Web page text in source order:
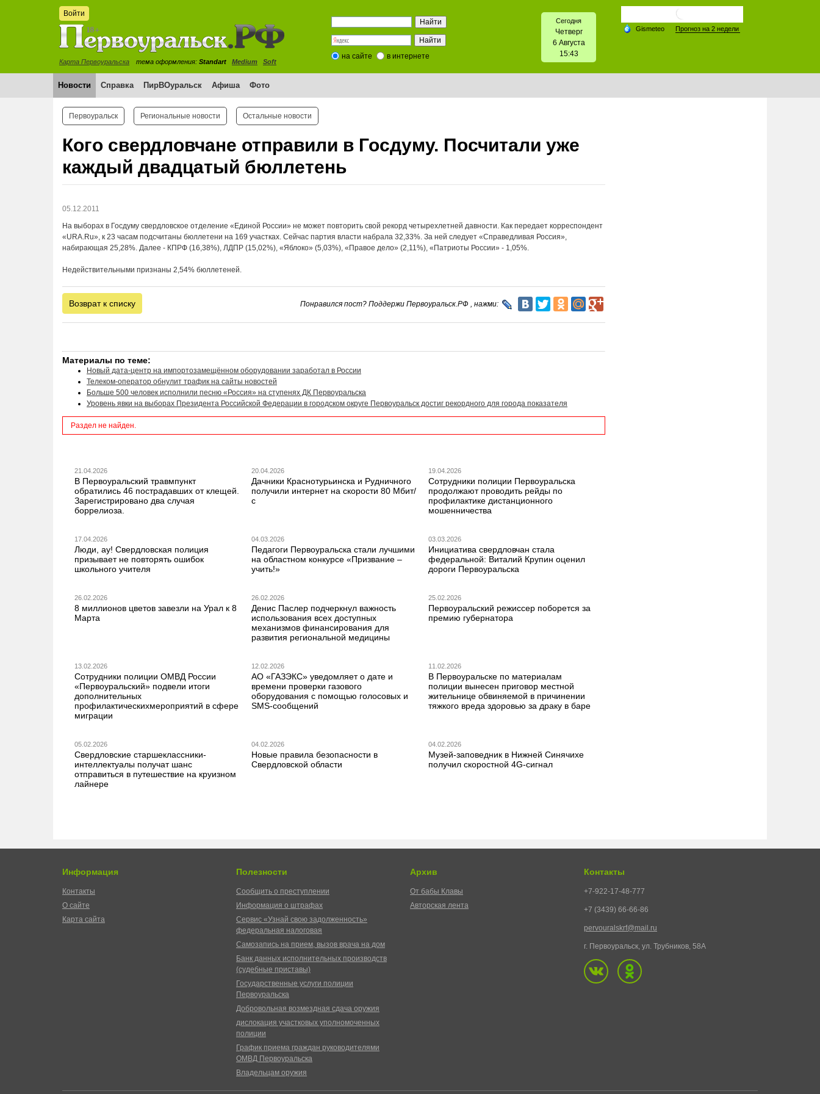
Войти
Карта Первоуральска тема оформления: Standart Medium Soft
на сайте в интернете
Сегодня
Четверг
6 Августа
15:43
Новости Справка ПирВОуральск Афиша Фото
Первоуральск Региональные новости Остальные новости
Кого свердловчане отправили в Госдуму. Посчитали уже
каждый двадцатый бюллетень
05.12.2011
На выборах в Госдуму свердловское отделение «Единой России» не может повторить свой рекорд четырехлетней давности. Как передает корреспондент
«URA.Ru», к 23 часам подсчитаны бюллетени на 169 участках. Сейчас партия власти набрала 32,33%. За ней следует «Справедливая Россия»,
набирающая 25,28%. Далее - КПРФ (16,38%), ЛДПР (15,02%), «Яблоко» (5,03%), «Правое дело» (2,11%), «Патриоты России» - 1,05%.
Недействительными признаны 2,54% бюллетеней.
Возврат к списку Понравился пост? Поддержи Первоуральск.РФ , нажми:
Материалы по теме:
Новый дата-центр на импортозамещённом оборудовании заработал в России
Телеком-оператор обнулит трафик на сайты новостей
Больше 500 человек исполнили песню «Россия» на ступенях ДК Первоуральска
Уровень явки на выборах Президента Российской Федерации в городском округе Первоуральск достиг рекордного для города показателя
Раздел не найден.
21.04.2026
В Первоуральский травмпункт
обратились 46 пострадавших от клещей.
Зарегистрировано два случая
боррелиоза.
20.04.2026
Дачники Краснотурьинска и Рудничного
получили интернет на скорости 80 Мбит/
с
19.04.2026
Сотрудники полиции Первоуральска
продолжают проводить рейды по
профилактике дистанционного
мошенничества
17.04.2026
Люди, ау! Свердловская полиция
призывает не повторять ошибок
школьного учителя
04.03.2026
Педагоги Первоуральска стали лучшими
на областном конкурсе «Призвание –
учить!»
03.03.2026
Инициатива свердловчан стала
федеральной: Виталий Крупин оценил
дороги Первоуральска
26.02.2026
8 миллионов цветов завезли на Урал к 8
Марта
26.02.2026
Денис Паслер подчеркнул важность
использования всех доступных
механизмов финансирования для
развития региональной медицины
25.02.2026
Первоуральский режиссер поборется за
премию губернатора
13.02.2026
Сотрудники полиции ОМВД России
«Первоуральский» подвели итоги
дополнительных
профилактическихмероприятий в сфере
миграции
12.02.2026
АО «ГАЗЭКС» уведомляет о дате и
времени проверки газового
оборудования с помощью голосовых и
SMS-сообщений
11.02.2026
В Первоуральске по материалам
полиции вынесен приговор местной
жительнице обвиняемой в причинении
тяжкого вреда здоровью за драку в баре
05.02.2026
Свердловские старшеклассники-
интеллектуалы получат шанс
отправиться в путешествие на круизном
лайнере
04.02.2026
Новые правила безопасности в
Свердловской области
04.02.2026
Музей-заповедник в Нижней Синячихе
получил скоростной 4G-сигнал
Информация
Контакты
О сайте
Карта сайта
Полезности
Сообщить о преступлении
Информация о штрафах
Сервис «Узнай свою задолженность»
федеральная налоговая
Самозапись на прием, вызов врача на дом
Банк данных исполнительных производств
(судебные приставы)
Государственные услуги полиции
Первоуральска
Добровольная возмездная сдача оружия
дислокация участковых уполномоченных
полиции
График приема граждан руководителями
ОМВД Первоуральска
Владельцам оружия
Архив
От бабы Клавы
Авторская лента
Контакты
+7-922-17-48-777
+7 (3439) 66-66-86
pervouralskrf@mail.ru
г. Первоуральск, ул. Трубников, 58А